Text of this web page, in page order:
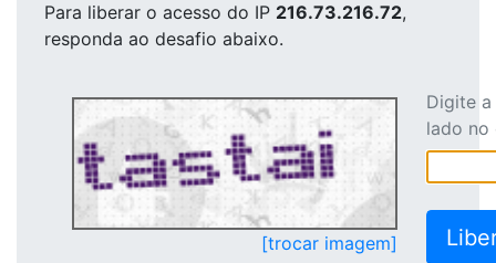
Para liberar o acesso do IP 216.73.216.72,
responda ao desafio abaixo.
[trocar imagem]
Digite
lado no